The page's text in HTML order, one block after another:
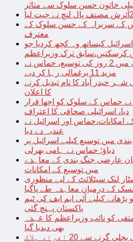
خاتون حسن سلوک سے متاثر
کے سربراہ کے حسن سلوک کے
معترف
کیساتھ وہ کچھ کردیا جو
کرسکتیں،سابق ترک وزیراعظم
اسرائیل و حماس جنگ بندی میں 2 روز کی توسیع، حماس نے
مزید 11 یرغمالی رہا کر دیے
حیدر آباد کا نام تبدیل کرنے
کا اعلان
نے حماس کے سلوک کو اچھا قرار
دیا، اسرائیلی صحافی کا اعتراف
امکانات،حماس اور اسرائیل نے
عندیہ دے دیا
میں توسیع کیلیے اسرائیل پر
دباؤ؛ حماس نے ہامی بھرلی
عارضی جنگ بندی کے معاہدے
میں توسیع کے امکانات
لنک سیٹلائٹ کے لیے منظوری
کے درمیان معاہدہ طے پاگیا
کیلیے آئی ایم ایف کی ٹیم
پاکستان پہنچ گئی
کو نائب وزیراعظم کا عہدہ
بھی دیدیا گیا
گرنے سے 20 افراد ہلاک